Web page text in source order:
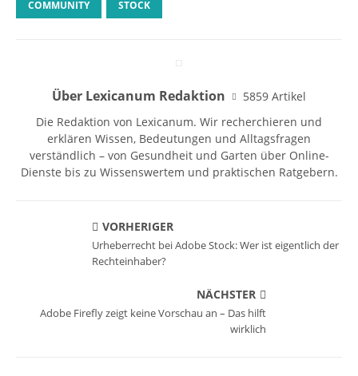
COMMUNITY STOCK
Über Lexicanum Redaktion
5859 Artikel
Die Redaktion von Lexicanum. Wir recherchieren und
erklären Wissen, Bedeutungen und Alltagsfragen
verständlich – von Gesundheit und Garten über Online-
Dienste bis zu Wissenswertem und praktischen Ratgebern.
VORHERIGER
Urheberrecht bei Adobe Stock: Wer ist eigentlich der
Rechteinhaber?
NÄCHSTER
Adobe Firefly zeigt keine Vorschau an – Das hilft
wirklich